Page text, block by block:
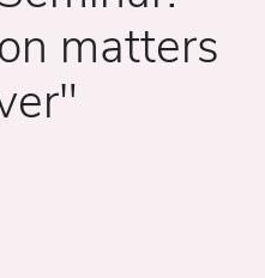
matters